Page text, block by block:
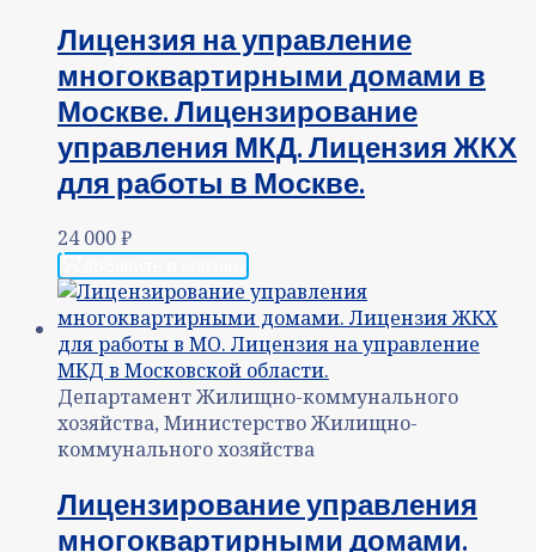
Лицензия на управление
многоквартирными домами в
Москве. Лицензирование
управления МКД. Лицензия ЖКХ
для работы в Москве.
24 000₽
Департамент Жилищно-коммунального
хозяйства, Министерство Жилищно-
коммунального хозяйства
Лицензирование управления
многоквартирными домами.